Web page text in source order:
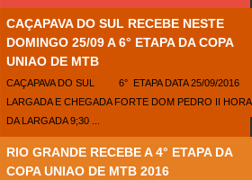
CAÇAPAVA DO SUL RECEBE NESTE
DOMINGO 25/09 A 6° ETAPA DA COPA
UNIAO DE MTB
CAÇAPAVA DO SUL 6° ETAPA DATA 25/09/2016
LARGADA E CHEGADA FORTE DOM PEDRO II HORA
DA LARGADA 9;30 ...
RIO GRANDE RECEBE A 4° ETAPA DA
COPA UNIAO DE MTB 2016